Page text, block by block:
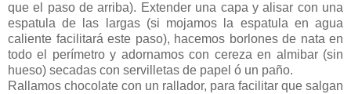
que el paso de arriba). Extender una capa y alisar con una
espatula de las largas (si mojamos la espatula en agua
caliente facilitará este paso), hacemos borlones de nata en
todo el perímetro y adornamos con cereza en almibar (sin
hueso) secadas con servilletas de papel ó un paño.
Rallamos chocolate con un rallador, para facilitar que salgan